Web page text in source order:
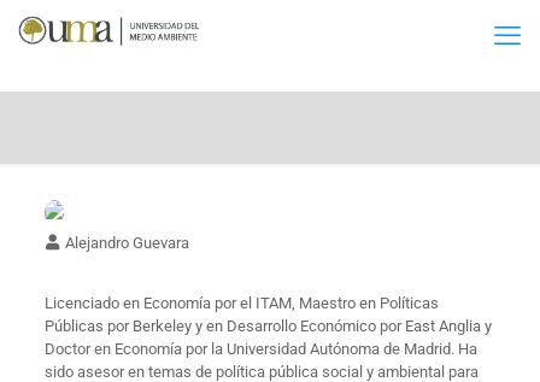
Alejandro Guevara
Licenciado en Economía por el ITAM, Maestro en Políticas
Públicas por Berkeley y en Desarrollo Económico por East Anglia y
Doctor en Economía por la Universidad Autónoma de Madrid. Ha
sido asesor en temas de política pública social y ambiental para